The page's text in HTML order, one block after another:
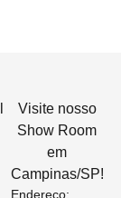
Visite nosso
Show Room
em
Campinas/SP!
Endereço: